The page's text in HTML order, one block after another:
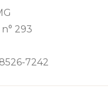
293
7242